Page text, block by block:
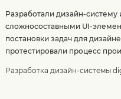
Разработали дизайн-систему
сложносоставными UI-
постановки задач для
протестировали процесс
Разработка дизайн-системы